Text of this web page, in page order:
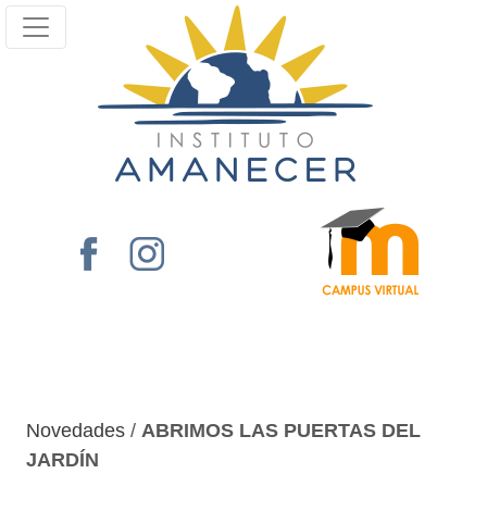
Novedades / ABRIMOS LAS PUERTAS DEL
JARDÍN